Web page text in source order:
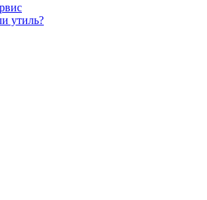
утиль?